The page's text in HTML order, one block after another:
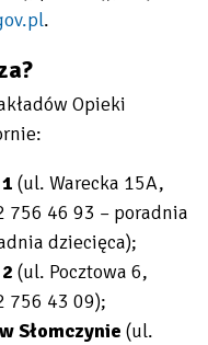
.
Opieki
(ul. Warecka 15A,
756 46 93 – poradnia
dziecięca);
(ul. Pocztowa 6,
756 43 09);
Słomczynie (ul.